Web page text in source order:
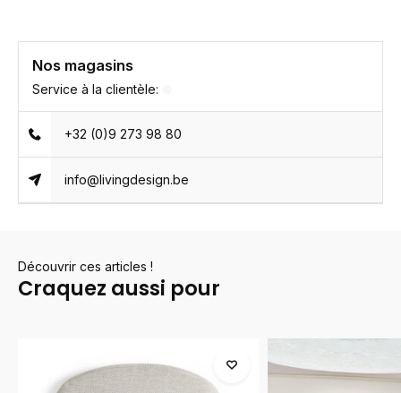
Nos magasins
Service à la clientèle:
+32 (0)9 273 98 80
info@livingdesign.be
Découvrir ces articles !
Craquez aussi pour